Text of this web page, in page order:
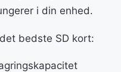
i din enhed.
bedste SD kort: